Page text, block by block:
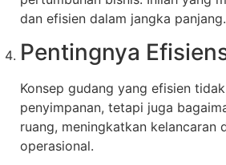
dan efisien dalam jangka panjang.
Pentingnya
Konsep gudang yang efisien
penyimpanan, tetapi juga
ruang, meningkatkan kelancaran
operasional.